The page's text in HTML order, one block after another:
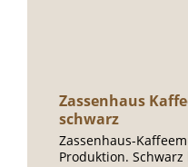
Zassenhaus
schwarz
Zassenhaus-
Produktion.